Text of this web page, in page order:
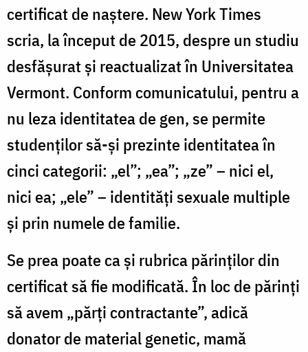
certificat de naștere. New York Times
scria, la început de 2015, despre un studiu
desfășurat și reactualizat în Universitatea
Vermont. Conform comunicatului, pentru a
nu leza identitatea de gen, se permite
studenților să-și prezinte identitatea în
cinci categorii: „el”; „ea”; „ze” – nici el,
nici ea; „ele” – identități sexuale multiple
și prin numele de familie.
Se prea poate ca și rubrica părinților din
certificat să fie modificată. În loc de părinți
să avem „părți contractante”, adică
donator de material genetic, mamă